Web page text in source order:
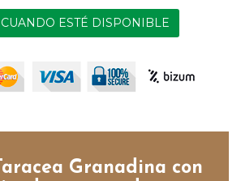
ESTÉ DISPONIBLE
Granadina con